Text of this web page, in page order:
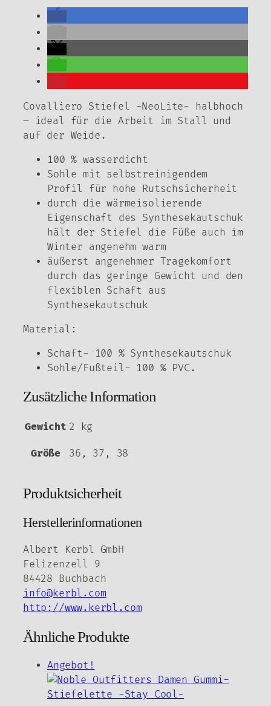
Covalliero Stiefel -NeoLite- halbhoch
– ideal für die Arbeit im Stall und
auf der Weide.
100 % wasserdicht
Sohle mit selbstreinigendem
Profil für hohe Rutschsicherheit
durch die wärmeisolierende
Eigenschaft des Synthesekautschuk
hält der Stiefel die Füße auch im
Winter angenehm warm
äußerst angenehmer Tragekomfort
durch das geringe Gewicht und den
flexiblen Schaft aus
Synthesekautschuk
Material:
Schaft- 100 % Synthesekautschuk
Sohle/Fußteil- 100 % PVC.
Zusätzliche Information
Gewicht 2 kg
Größe 36, 37, 38
Produktsicherheit
Herstellerinformationen
Albert Kerbl GmbH
Felizenzell 9
84428 Buchbach
info@kerbl.com
http://www.kerbl.com
Ähnliche Produkte
Angebot!